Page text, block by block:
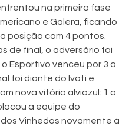
na primeira fase
e Galera, ficando
posição com 4 pontos.
de final, o adversário foi
o Esportivo venceu por 3 a
foi diante do Ivoti e
nova vitória alviazul: 1 a
a equipe do
Vinhedos novamente à